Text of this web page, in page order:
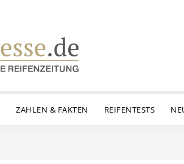
ZAHLEN & FAKTEN REIFENTESTS